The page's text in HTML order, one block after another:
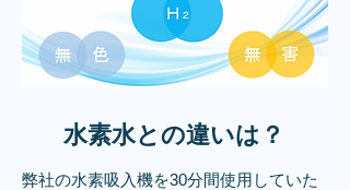
​水素水との違いは？
​弊社の水素吸入機を30分間使用していた